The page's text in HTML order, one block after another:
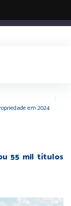
em 2024
55 mil títulos